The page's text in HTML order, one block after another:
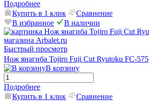
Подробнее
Купить в 1 клик
Сравнение
В избранное
В наличии
Быстрый просмотр
Нож янагиба Tojiro Fuji Cut Ryutoku FC-575
В корзину
Подробнее
Купить в 1 клик
Сравнение